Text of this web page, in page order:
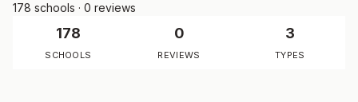
178 schools · 0 reviews
178
SCHOOLS
0
REVIEWS
3
TYPES